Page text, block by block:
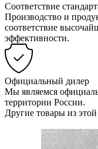
Соответствие
Производство и
соответствие
эффективности.
Официальный дилер
Мы являемся
территории России.
Другие товары из